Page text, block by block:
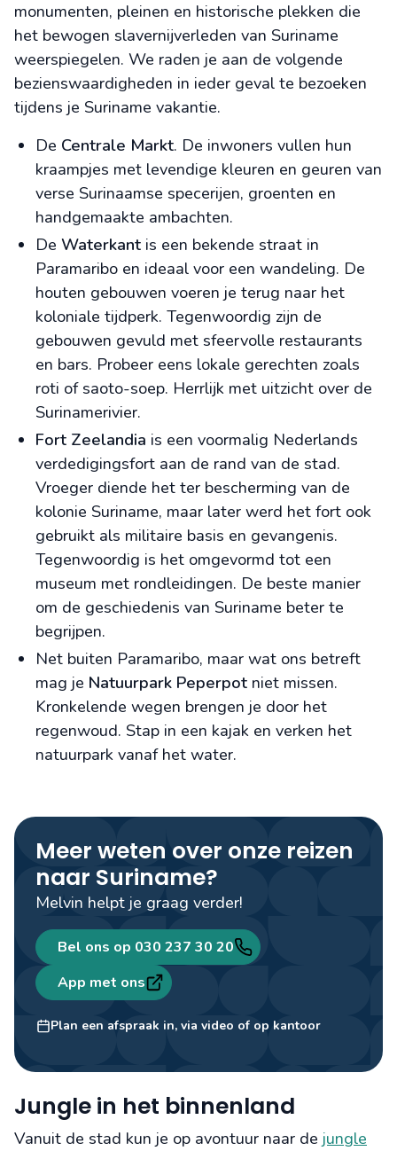
monumenten, pleinen en historische plekken die
het bewogen slavernijverleden van Suriname
weerspiegelen. We raden je aan de volgende
bezienswaardigheden in ieder geval te bezoeken
tijdens je Suriname vakantie.
De Centrale Markt. De inwoners vullen hun
kraampjes met levendige kleuren en geuren van
verse Surinaamse specerijen, groenten en
handgemaakte ambachten.
De Waterkant is een bekende straat in
Paramaribo en ideaal voor een wandeling. De
houten gebouwen voeren je terug naar het
koloniale tijdperk. Tegenwoordig zijn de
gebouwen gevuld met sfeervolle restaurants
en bars. Probeer eens lokale gerechten zoals
roti of saoto-soep. Herrlijk met uitzicht over de
Surinamerivier.
Fort Zeelandia is een voormalig Nederlands
verdedigingsfort aan de rand van de stad.
Vroeger diende het ter bescherming van de
kolonie Suriname, maar later werd het fort ook
gebruikt als militaire basis en gevangenis.
Tegenwoordig is het omgevormd tot een
museum met rondleidingen. De beste manier
om de geschiedenis van Suriname beter te
begrijpen.
Net buiten Paramaribo, maar wat ons betreft
mag je Natuurpark Peperpot niet missen.
Kronkelende wegen brengen je door het
regenwoud. Stap in een kajak en verken het
natuurpark vanaf het water.
Meer weten over onze reizen
naar Suriname?
Melvin helpt je graag verder!
Bel ons op 030 237 30 20
App met ons
Plan een afspraak in, via video of op kantoor
Melvin
Travel designer
Jungle in het binnenland
Vanuit de stad kun je op avontuur naar de jungle